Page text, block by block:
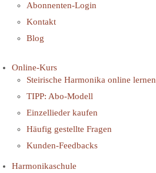
Abonnenten-Login
Kontakt
Blog
Online-Kurs
Steirische Harmonika online lernen
TIPP: Abo-Modell
Einzellieder kaufen
Häufig gestellte Fragen
Kunden-Feedbacks
Harmonikaschule